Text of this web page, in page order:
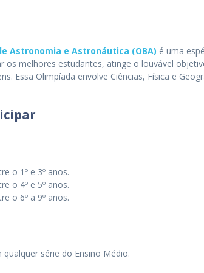
Astronomia e Astronáutica (OBA) é uma
os melhores estudantes, atinge o louvável
Essa Olimpíada envolve Ciências, Física e
o 1º e 3º anos.
o 4º e 5º anos.
o 6º a 9º anos.
série do Ensino Médio.